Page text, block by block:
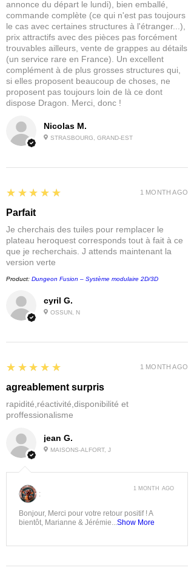
Diversité des personnages :La
gamme fantasy comprend une
variété de personnages
emblématiques tels que :
Héros et héroïnes :Guerriers,
magiciens, archers, et autres figures
emblématiques.
Créatures mythologiques :
légendaires.
Armées et factions :Unités de
soldats de différents royaumes,
Nicolas M.
STRASBOURG, GRAND-EST
annonce du départ le lundi), bien emballé,
commande complète (ce qui n'est pas toujours
le cas avec certaines structures à l'étranger...),
prix attractifs avec des pièces pas forcément
trouvables ailleurs, vente de grappes au détails
(un service rare en France). Un excellent
complément à de plus grosses structures qui,
si elles proposent beaucoup de choses, ne
proposent pas toujours loin de là ce dont
dispose Dragon. Merci, donc !
cyril G.
OSSUN, N
5
★★★★★
Parfait
Je cherchais des tuiles pour remplacer le
plateau heroquest corresponds tout à fait à ce
que je recherchais. J attends maintenant la
version verte
Product: Dungeon Fusion – Système modulaire 2D/3D
1 MONTH AGO
jean G.
MAISONS-ALFORT, J
5
★★★★★
agreablement surpris
rapidité,réactivité,disponibilité et
proffessionalisme
1 MONTH AGO
:
Bonjour, Merci pour votre retour positif ! A
bientôt, Marianne & Jérémie...Show More
1 MONTH AGO